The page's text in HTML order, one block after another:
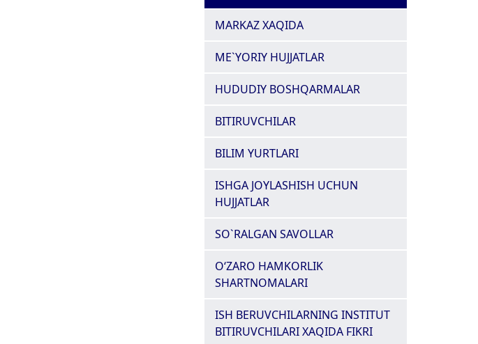
MARKAZ XAQIDA
ME`YORIY HUJJATLAR
HUDUDIY BOSHQARMALAR
BITIRUVCHILAR
BILIM YURTLARI
ISHGA JOYLASHISH UCHUN
HUJJATLAR
SO`RALGAN SAVOLLAR
O‘ZARO HAMKORLIK
SHARTNOMALARI
ISH BERUVCHILARNING INSTITUT
BITIRUVCHILARI XAQIDA FIKRI